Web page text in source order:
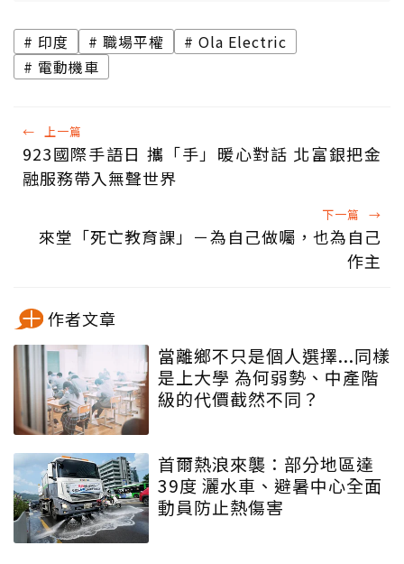
印度 職場平權
Ola Electric
電動機車
← 上一篇
923國際手語日 攜「手」暖心對話 北富銀把金
融服務帶入無聲世界
下一篇 →
來堂「死亡教育課」－為自己做囑，也為自己
作主
作者文章
當離鄉不只是個人選擇...同樣
是上大學 為何弱勢、中產階
級的代價截然不同？
首爾熱浪來襲：部分地區達
39度 灑水車、避暑中心全面
動員防止熱傷害